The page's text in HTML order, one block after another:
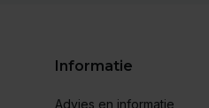
Informatie
Advies en informatie